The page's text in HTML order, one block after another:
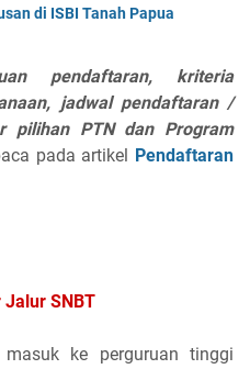
di ISBI Tanah Papua
pendaftaran, kriteria
jadwal pendaftaran /
pilihan PTN dan Program
pada artikel Pendaftaran
Jalur SNBT
ke perguruan tinggi